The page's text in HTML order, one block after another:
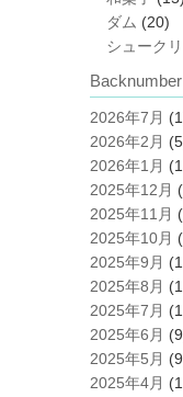
ダム (20)
シューク
Backnumber
2026年7月
2026年2月
2026年1月
2025年12月
2025年11月
2025年10月
2025年9月
2025年8月
2025年7月
2025年6月
2025年5月
2025年4月